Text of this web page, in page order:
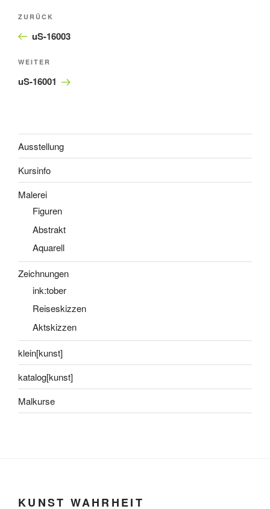
Beitragsnavigation
Vorheriger
Beitrag
ZURÜCK
uS-16003
Nächster
Beitrag
WEITER
uS-16001
Ausstellung
Kursinfo
Malerei
Figuren
Abstrakt
Aquarell
Zeichnungen
ink:tober
Reiseskizzen
Aktskizzen
klein[kunst]
katalog[kunst]
Malkurse
KUNST WAHRHEIT